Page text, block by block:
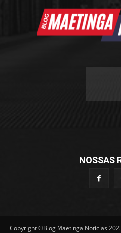
NOSSAS
Copyright ©Blog Maetinga Notícias